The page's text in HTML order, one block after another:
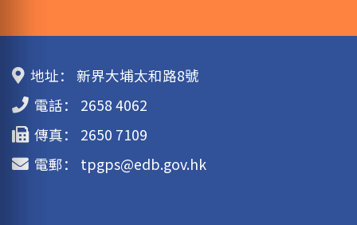
地址：
新界大埔太和路8號
電話：
2658 4062
傳真：
2650 7109
電郵：
tpgps@edb.gov.hk